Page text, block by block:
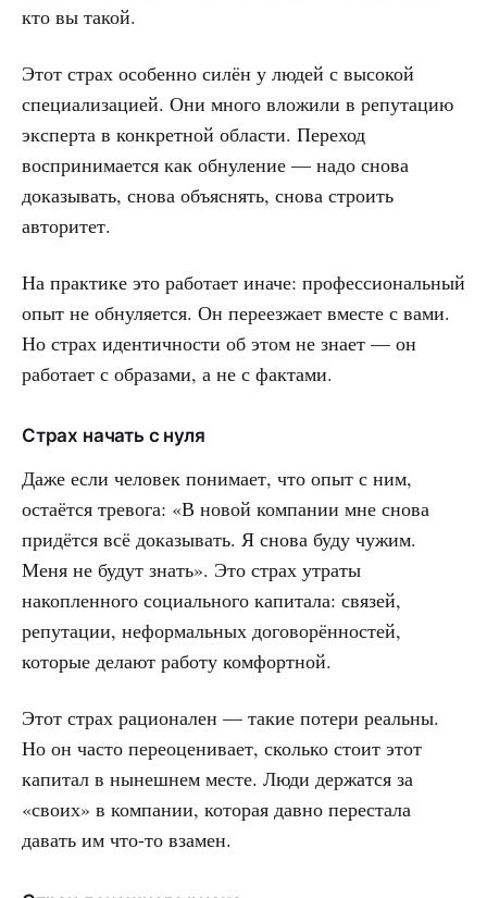
кто вы такой.
Этот страх особенно силён у людей с высокой
специализацией. Они много вложили в репутацию
эксперта в конкретной области. Переход
воспринимается как обнуление — надо снова
доказывать, снова объяснять, снова строить
авторитет.
На практике это работает иначе: профессиональный
опыт не обнуляется. Он переезжает вместе с вами.
Но страх идентичности об этом не знает — он
работает с образами, а не с фактами.
Страх начать с нуля
Даже если человек понимает, что опыт с ним,
остаётся тревога: «В новой компании мне снова
придётся всё доказывать. Я снова буду чужим.
Меня не будут знать». Это страх утраты
накопленного социального капитала: связей,
репутации, неформальных договорённостей,
которые делают работу комфортной.
Этот страх рационален — такие потери реальны.
Но он часто переоценивает, сколько стоит этот
капитал в нынешнем месте. Люди держатся за
«своих» в компании, которая давно перестала
давать им что-то взамен.